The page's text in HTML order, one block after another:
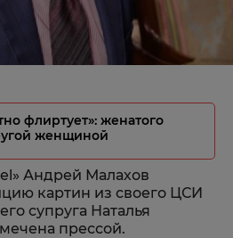
флиртует»: женатого
женщиной
Андрей Малахов
картин из своего ЦСИ
супруга Наталья
прессой.